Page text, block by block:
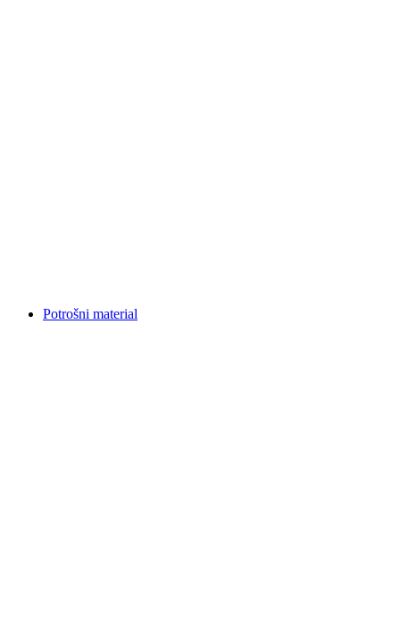
Potrošni material